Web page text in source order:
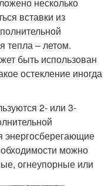
несколько
вставки из
тепла – летом.
быть использован
остекление иногда
2- или 3-
энергосберегающие
можно
огнеупорные или